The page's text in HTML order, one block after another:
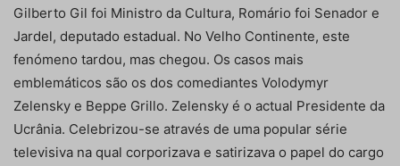
Gilberto Gil foi Ministro da Cultura, Romário foi Senador e
Jardel, deputado estadual. No Velho Continente, este
fenómeno tardou, mas chegou. Os casos mais
emblemáticos são os dos comediantes Volodymyr
Zelensky e Beppe Grillo. Zelensky é o actual Presidente da
Ucrânia. Celebrizou-se através de uma popular série
televisiva na qual corporizava e satirizava o papel do cargo